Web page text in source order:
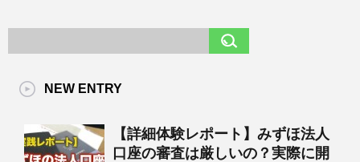
NEW ENTRY
【詳細体験レポート】みずほ法人
口座の審査は厳しいの？実際に開